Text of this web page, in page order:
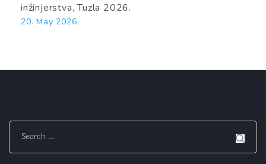
inžinjerstva, Tuzla 2026.
20. May 2026.
Search
for: